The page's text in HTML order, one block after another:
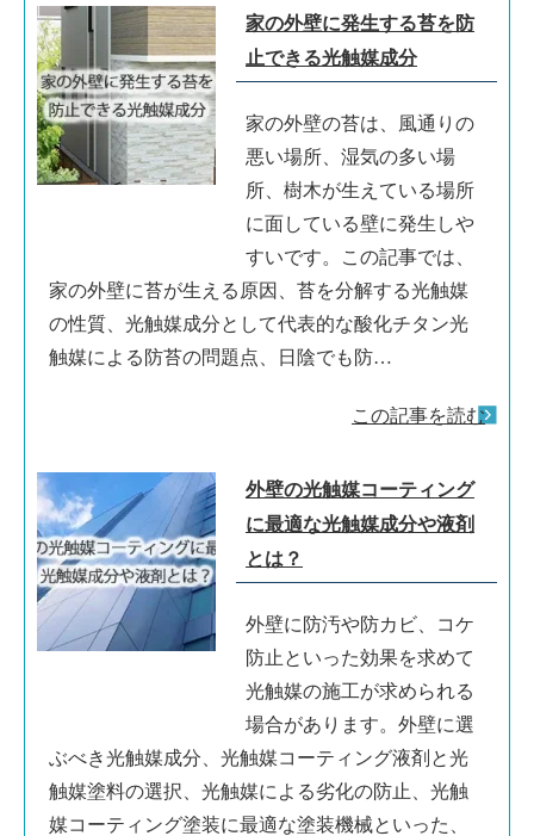
家の外壁に発生する苔を防
止できる光触媒成分
家の外壁の苔は、風通りの
悪い場所、湿気の多い場
所、樹木が生えている場所
に面している壁に発生しや
すいです。この記事では、
家の外壁に苔が生える原因、苔を分解する光触媒
の性質、光触媒成分として代表的な酸化チタン光
触媒による防苔の問題点、日陰でも防…
この記事を読む
外壁の光触媒コーティング
に最適な光触媒成分や液剤
とは？
外壁に防汚や防カビ、コケ
防止といった効果を求めて
光触媒の施工が求められる
場合があります。外壁に選
ぶべき光触媒成分、光触媒コーティング液剤と光
触媒塗料の選択、光触媒による劣化の防止、光触
媒コーティング塗装に最適な塗装機械といった、